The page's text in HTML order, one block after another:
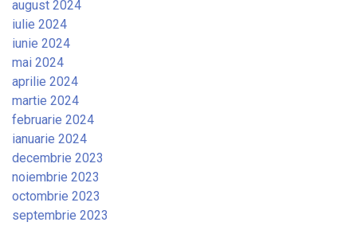
august 2024
iulie 2024
iunie 2024
mai 2024
aprilie 2024
martie 2024
februarie 2024
ianuarie 2024
decembrie 2023
noiembrie 2023
octombrie 2023
septembrie 2023